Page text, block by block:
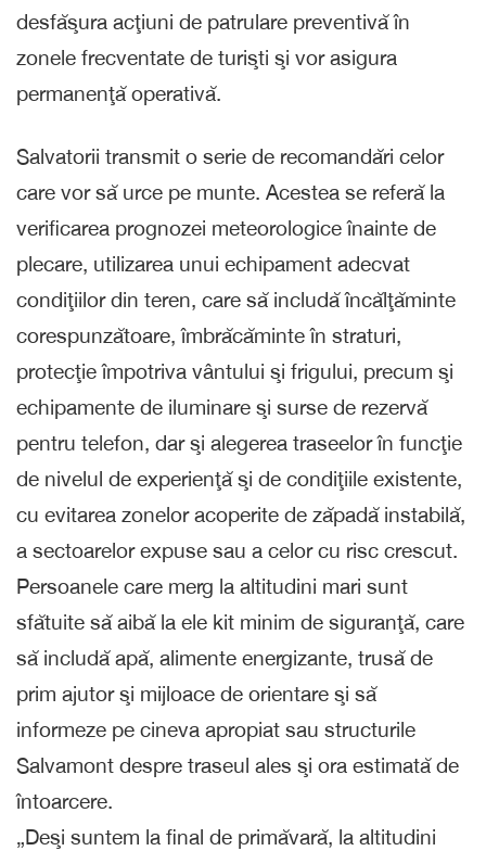
desfăşura acţiuni de patrulare preventivă în
zonele frecventate de turişti şi vor asigura
permanenţă operativă.
Salvatorii transmit o serie de recomandări celor
care vor să urce pe munte. Acestea se referă la
verificarea prognozei meteorologice înainte de
plecare, utilizarea unui echipament adecvat
condiţiilor din teren, care să includă încălţăminte
corespunzătoare, îmbrăcăminte în straturi,
protecţie împotriva vântului şi frigului, precum şi
echipamente de iluminare şi surse de rezervă
pentru telefon, dar şi alegerea traseelor în funcţie
de nivelul de experienţă şi de condiţiile existente,
cu evitarea zonelor acoperite de zăpadă instabilă,
a sectoarelor expuse sau a celor cu risc crescut.
Persoanele care merg la altitudini mari sunt
sfătuite să aibă la ele kit minim de siguranţă, care
să includă apă, alimente energizante, trusă de
prim ajutor şi mijloace de orientare şi să
informeze pe cineva apropiat sau structurile
Salvamont despre traseul ales şi ora estimată de
întoarcere.
„Deşi suntem la final de primăvară, la altitudini